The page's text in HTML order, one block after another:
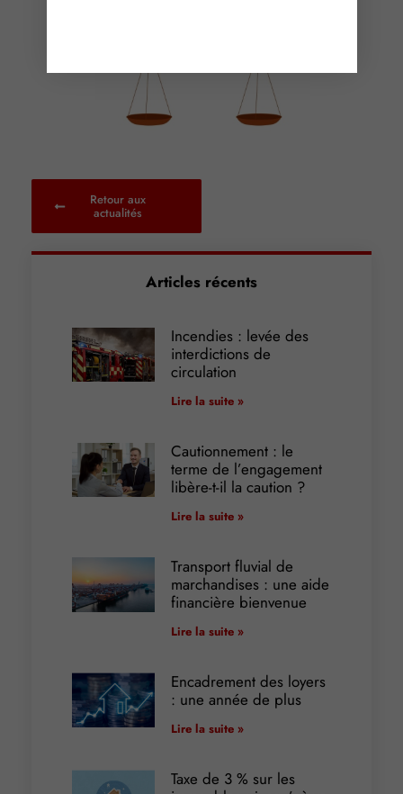
Retour aux
actualités
Articles récents
Incendies : levée des
interdictions de
circulation
Lire la suite »
Cautionnement : le
terme de l’engagement
libère-t-il la caution ?
Lire la suite »
Transport fluvial de
marchandises : une aide
financière bienvenue
Lire la suite »
Encadrement des loyers
: une année de plus
Lire la suite »
Taxe de 3 % sur les